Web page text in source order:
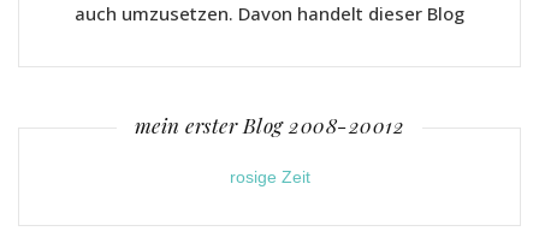
auch umzusetzen. Davon handelt dieser Blog
mein erster Blog 2008-20012
rosige Zeit